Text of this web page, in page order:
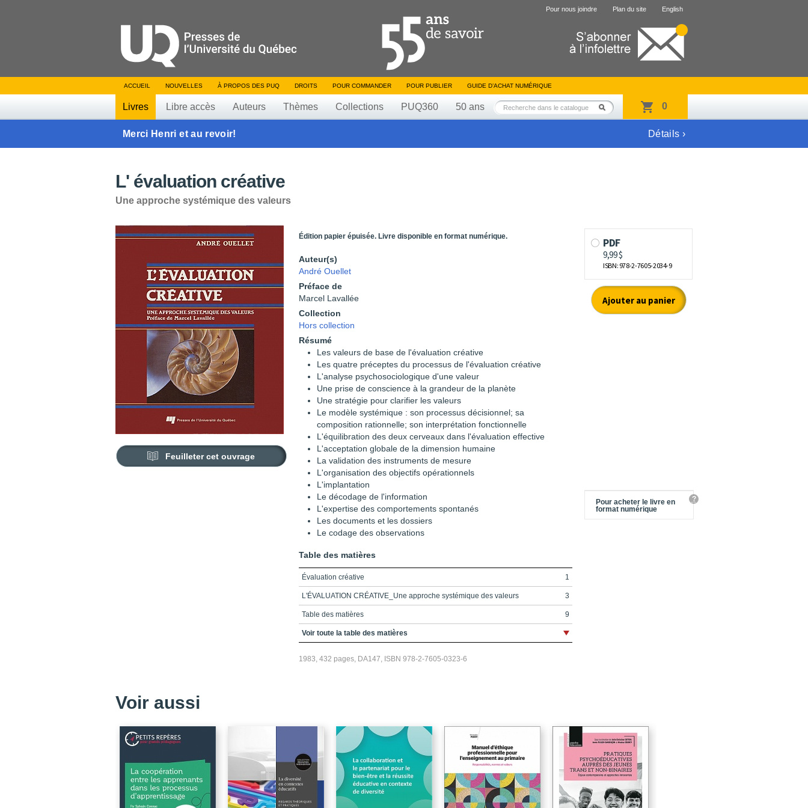
Pour nous joindre Plan du site English
ACCUEIL NOUVELLES À PROPOS DES PUQ DROITS POUR COMMANDER POUR PUBLIER GUIDE D’ACHAT NUMÉRIQUE
Livres Libre accès Auteurs Thèmes Collections PUQ360 50 ans 0
Merci Henri et au revoir! Détails ›
L' évaluation créative
Une approche systémique des valeurs
Feuilleter cet ouvrage
Édition papier épuisée. Livre disponible en format numérique.
Auteur(s)
André Ouellet
Préface de
Marcel Lavallée
Collection
Hors collection
Résumé
Les valeurs de base de l'évaluation créative
Les quatre préceptes du processus de l'évaluation créative
L'analyse psychosociologique d'une valeur
Une prise de conscience à la grandeur de la planète
Une stratégie pour clarifier les valeurs
Le modèle systémique : son processus décisionnel; sa
composition rationnelle; son interprétation fonctionnelle
L'équilibration des deux cerveaux dans l'évaluation effective
L'acceptation globale de la dimension humaine
La validation des instruments de mesure
L'organisation des objectifs opérationnels
L'implantation
Le décodage de l'information
L'expertise des comportements spontanés
Les documents et les dossiers
Le codage des observations
Table des matières
Évaluation créative 1
L'ÉVALUATION CRÉATIVE_Une approche systémique des valeurs 3
Table des matières 9
Avant-Propos 17
L'analyse psychosocilogique d'une valeur 59
Une prise de conscience à la grandeur de la planète 69
Une stratégie pour clarifier les valeurs
Conclusion de la partie 1 93
Partie2_Le système de modélisation 95
Voir toute la table des matières
1983, 432 pages, DA147, ISBN 978-2-7605-0323-6
Pour acheter le livre en
format numérique
?
Voir aussi